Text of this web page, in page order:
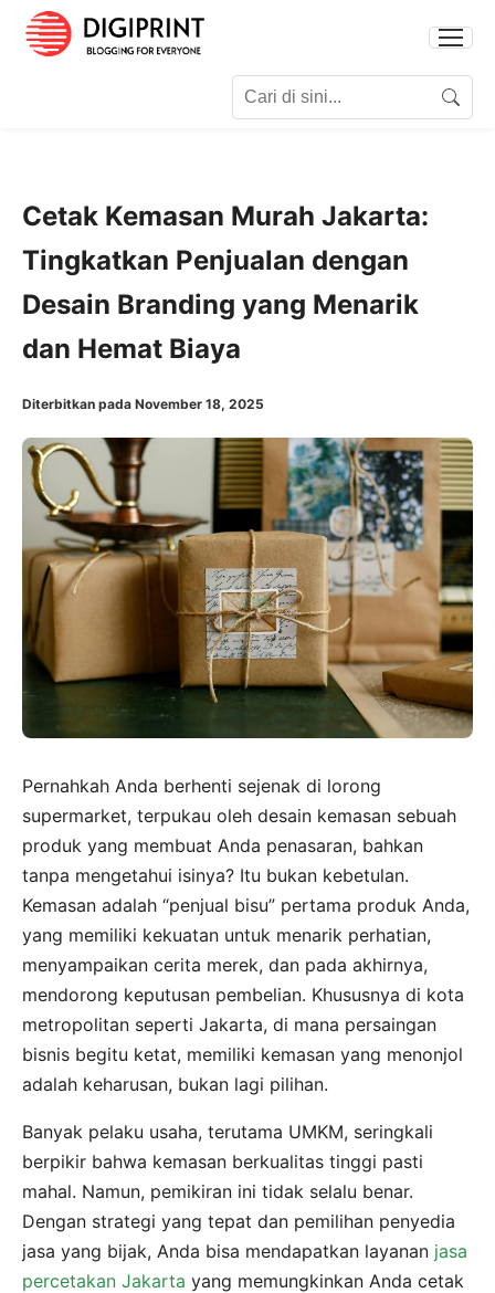
Search
Cetak Kemasan Murah Jakarta:
Tingkatkan Penjualan dengan
Desain Branding yang Menarik
dan Hemat Biaya
Diterbitkan pada November 18, 2025
Pernahkah Anda berhenti sejenak di lorong
supermarket, terpukau oleh desain kemasan sebuah
produk yang membuat Anda penasaran, bahkan
tanpa mengetahui isinya? Itu bukan kebetulan.
Kemasan adalah “penjual bisu” pertama produk Anda,
yang memiliki kekuatan untuk menarik perhatian,
menyampaikan cerita merek, dan pada akhirnya,
mendorong keputusan pembelian. Khususnya di kota
metropolitan seperti Jakarta, di mana persaingan
bisnis begitu ketat, memiliki kemasan yang menonjol
adalah keharusan, bukan lagi pilihan.
Banyak pelaku usaha, terutama UMKM, seringkali
berpikir bahwa kemasan berkualitas tinggi pasti
mahal. Namun, pemikiran ini tidak selalu benar.
Dengan strategi yang tepat dan pemilihan penyedia
jasa yang bijak, Anda bisa mendapatkan layanan jasa
percetakan Jakarta yang memungkinkan Anda cetak